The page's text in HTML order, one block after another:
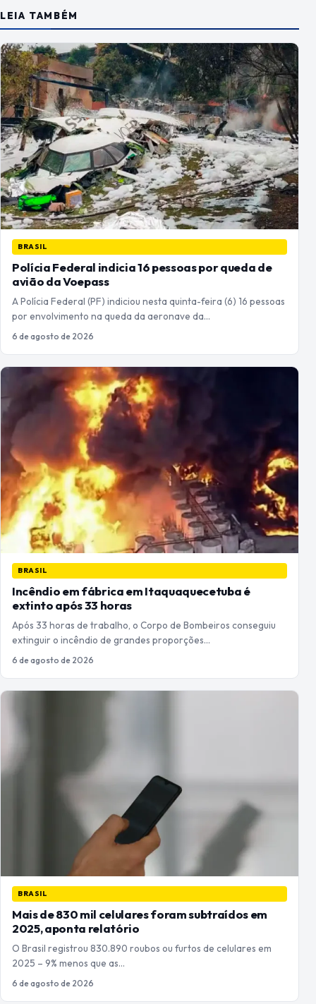
LEIA TAMBÉM
BRASIL
Polícia Federal indicia 16 pessoas por queda de
avião da Voepass
A Polícia Federal (PF) indiciou nesta quinta-feira (6) 16 pessoas
por envolvimento na queda da aeronave da…
6 de agosto de 2026
BRASIL
Incêndio em fábrica em Itaquaquecetuba é
extinto após 33 horas
Após 33 horas de trabalho, o Corpo de Bombeiros conseguiu
extinguir o incêndio de grandes proporções…
6 de agosto de 2026
BRASIL
Mais de 830 mil celulares foram subtraídos em
2025, aponta relatório
O Brasil registrou 830.890 roubos ou furtos de celulares em
2025 – 9% menos que as…
6 de agosto de 2026